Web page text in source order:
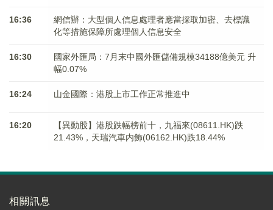
16:36
網信辦：大型個人信息處理者應當採取加密、去標識
化等措施保障所處理個人信息安全
16:30
國家外匯局：7月末中國外匯儲備規模34188億美元 升
幅0.07%
16:24 山金國際：港股上市工作正常推進中
16:20
【異動股】港股跌幅榜前十，九福來(08611.HK)跌
21.43%，天瑞汽車内飾(06162.HK)跌18.44%
相關訊息